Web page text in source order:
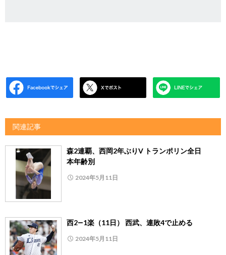
関連記事
森2連覇、西岡2年ぶりV トランポリン全日
本年齢別
2024年5月11日
西2―1楽（11日） 西武、連敗4で止める
2024年5月11日